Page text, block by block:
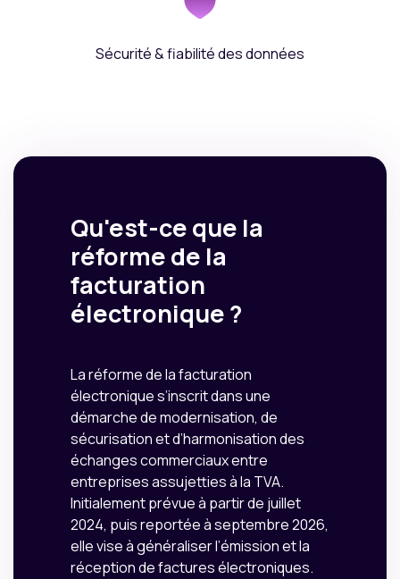
Sécurité & fiabilité des données
Qu'est-ce que la
réforme de la
facturation
électronique ?
La réforme de la facturation
électronique s’inscrit dans une
démarche de modernisation, de
sécurisation et d’harmonisation des
échanges commerciaux entre
entreprises assujetties à la TVA.
Initialement prévue à partir de juillet
2024, puis reportée à septembre 2026,
elle vise à généraliser l’émission et la
réception de factures électroniques.